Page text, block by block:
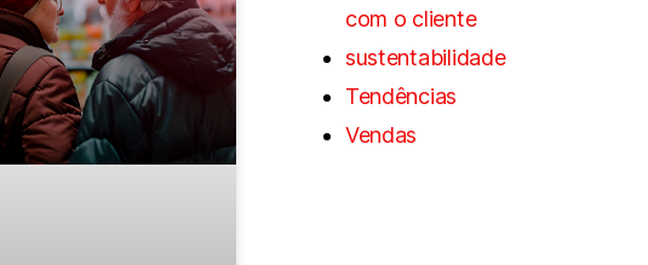
com o cliente
sustentabilidade
Tendências
Vendas